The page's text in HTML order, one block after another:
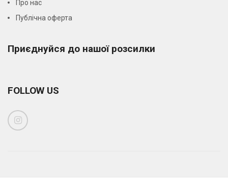
Про нас
Публічна оферта
Приєднуйся до нашої розсилки
FOLLOW US